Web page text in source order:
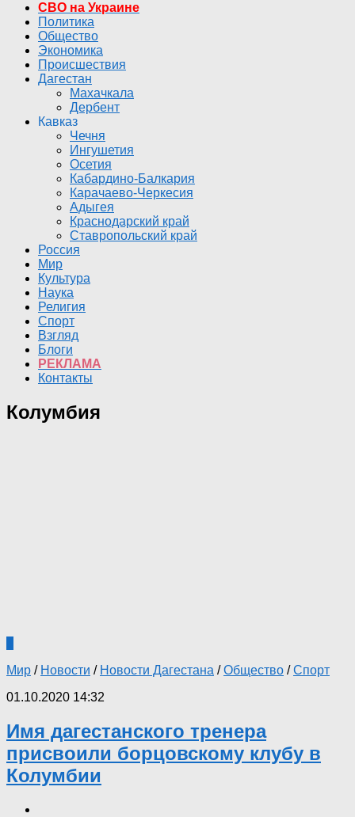
СВО на Украине
Политика
Общество
Экономика
Происшествия
Дагестан
Махачкала
Дербент
Кавказ
Чечня
Ингушетия
Осетия
Кабардино-Балкария
Карачаево-Черкесия
Адыгея
Краснодарский край
Ставропольский край
Россия
Мир
Культура
Наука
Религия
Спорт
Взгляд
Блоги
РЕКЛАМА
Контакты
Колумбия
Мир / Новости / Новости Дагестана /Общество /Спорт
01.10.2020 14:32
Имя дагестанского тренера
присвоили борцовскому клубу в
Колумбии